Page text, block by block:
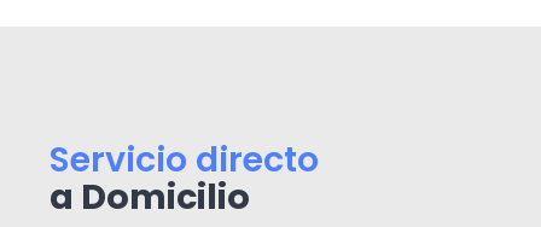
Servicio directo
a Domicilio